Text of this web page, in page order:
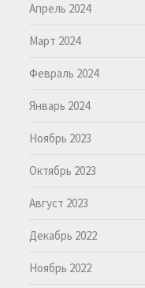
Апрель 2024
Март 2024
Февраль 2024
Январь 2024
Ноябрь 2023
Октябрь 2023
Август 2023
Декабрь 2022
Ноябрь 2022